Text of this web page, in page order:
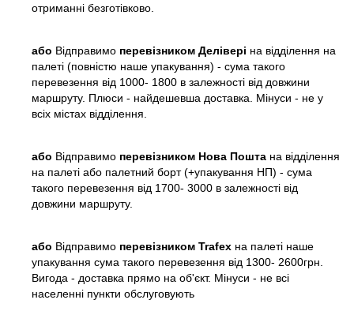
отриманні безготівково.
або Відправимо перевізником Делівері на відділення на
палеті (повністю наше упакування) - сума такого
перевезення від 1000- 1800 в залежності від довжини
маршруту. Плюси - найдешевша доставка. Мінуси - не у
всіх містах відділення.
або Відправимо перевізником Нова Пошта на відділення
на палеті або палетний борт (+упакування НП) - сума
такого перевезення від 1700- 3000 в залежності від
довжини маршруту.
або Відправимо перевізником Trafex на палеті наше
упакування сума такого перевезення від 1300- 2600грн.
Вигода - доставка прямо на об'єкт. Мінуси - не всі
населенні пункти обслуговують